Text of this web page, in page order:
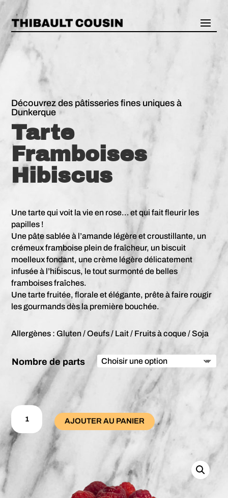
Découvrez des pâtisseries fines uniques à
Dunkerque
Tarte
Framboises
Hibiscus
Une tarte qui voit la vie en rose… et qui fait fleurir les
papilles !
Une pâte sablée à l’amande légère et croustillante, un
crémeux framboise plein de fraîcheur, un biscuit
moelleux fondant, une crème légère délicatement
infusée à l’hibiscus, le tout surmonté de belles
framboises fraîches.
Une tarte fruitée, florale et élégante, prête à faire rougir
les gourmands dès la première bouchée.
Allergènes : Gluten / Oeufs / Lait / Fruits à coque / Soja
Nombre de parts
quantité
de
Tarte
Framboises
Hibiscus
AJOUTER AU PANIER